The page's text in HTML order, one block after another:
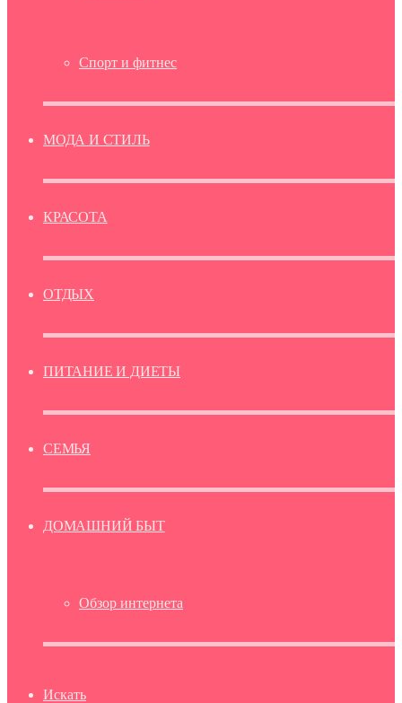
Спорт и фитнес
МОДА И СТИЛЬ
КРАСОТА
ОТДЫХ
ПИТАНИЕ И ДИЕТЫ
СЕМЬЯ
ДОМАШНИЙ БЫТ
Обзор интернета
Искать